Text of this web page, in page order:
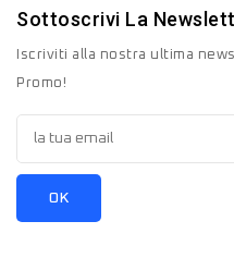
Sottoscrivi La
Iscriviti alla nostra ultima
Promo!